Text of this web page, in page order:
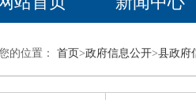
的位置： 首页>政府信息公开>县政府